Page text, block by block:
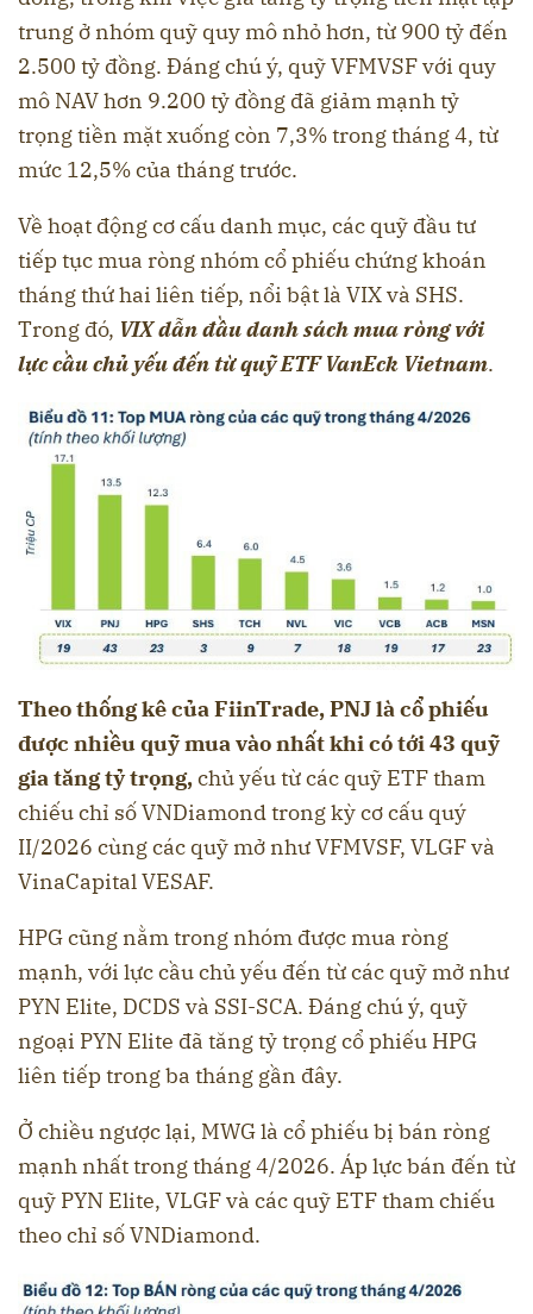
trung ở nhóm quỹ quy mô nhỏ hơn, từ 900 tỷ đến
2.500 tỷ đồng. Đáng chú ý, quỹ VFMVSF với quy
mô NAV hơn 9.200 tỷ đồng đã giảm mạnh tỷ
trọng tiền mặt xuống còn 7,3% trong tháng 4, từ
mức 12,5% của tháng trước.
Về hoạt động cơ cấu danh mục, các quỹ đầu tư
tiếp tục mua ròng nhóm cổ phiếu chứng khoán
tháng thứ hai liên tiếp, nổi bật là VIX và SHS.
Trong đó, VIX dẫn đầu danh sách mua ròng với
lực cầu chủ yếu đến từ quỹ ETF VanEck Vietnam.
Theo thống kê của FiinTrade, PNJ là cổ phiếu
được nhiều quỹ mua vào nhất khi có tới 43 quỹ
gia tăng tỷ trọng,chủ yếu từ các quỹ ETF tham
chiếu chỉ số VNDiamond trong kỳ cơ cấu quý
II/2026 cùng các quỹ mở như VFMVSF, VLGF và
VinaCapital VESAF.
HPG cũng nằm trong nhóm được mua ròng
mạnh, với lực cầu chủ yếu đến từ các quỹ mở như
PYN Elite, DCDS và SSI-SCA. Đáng chú ý, quỹ
ngoại PYN Elite đã tăng tỷ trọng cổ phiếu HPG
liên tiếp trong ba tháng gần đây.
Ở chiều ngược lại, MWG là cổ phiếu bị bán ròng
mạnh nhất trong tháng 4/2026. Áp lực bán đến từ
quỹ PYN Elite, VLGF và các quỹ ETF tham chiếu
theo chỉ số VNDiamond.